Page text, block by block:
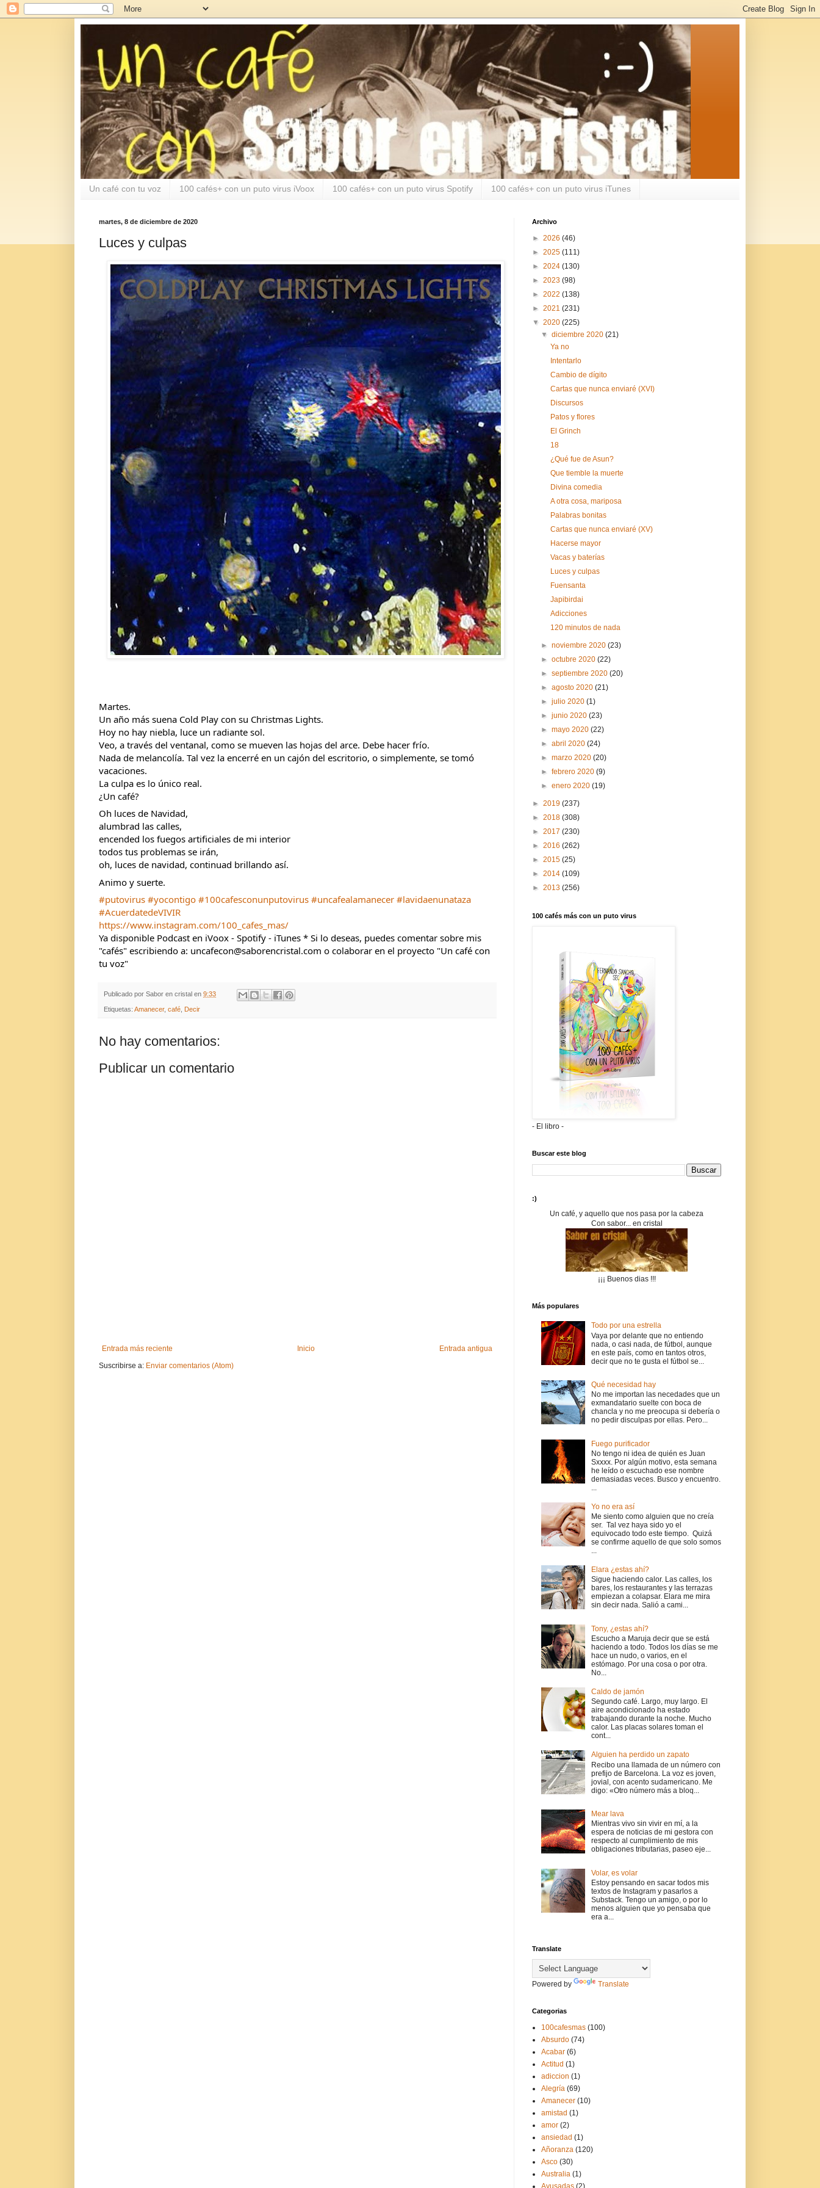
Un café con tu voz 100 cafés+ con un puto virus iVoox 100 cafés+ con un puto virus Spotify 100 cafés+ con un puto virus iTunes
martes, 8 de diciembre de 2020
Luces y culpas
Martes.
Un año más suena Cold Play con su Christmas Lights.
Hoy no hay niebla, luce un radiante sol.
Veo, a través del ventanal, como se mueven las hojas del arce. Debe hacer frío.
Nada de melancolía. Tal vez la encerré en un cajón del escritorio, o simplemente, se tomó
vacaciones.
La culpa es lo único real.
¿Un café?
Oh luces de Navidad,
alumbrad las calles,
encended los fuegos artificiales de mi interior
todos tus problemas se irán,
oh, luces de navidad, continuad brillando así.
Animo y suerte.
#putovirus #yocontigo #100cafesconunputovirus #uncafealamanecer #lavidaenunataza
#AcuerdatedeVIVIR
https://www.instagram.com/100_cafes_mas/
Ya disponible Podcast en iVoox - Spotify - iTunes * Si lo deseas, puedes comentar sobre mis
"cafés" escribiendo a: uncafecon@saborencristal.com o colaborar en el proyecto "Un café con
tu voz"
Publicado por Sabor en cristal en 9:33
Etiquetas: Amanecer, café Decir
No hay comentarios:
Publicar un comentario
Entrada más reciente Entrada antigua
Inicio
Suscribirse a: Enviar comentarios (Atom)
Archivo
► 2026 (46)
► 2025 (111)
► 2024 (130)
► 2023 (98)
► 2022 (138)
► 2021 (231)
▼ 2020 (225)
▼diciembre 2020(21)
Ya no
Intentarlo
Cambio de dígito
Cartas que nunca enviaré (XVI)
Discursos
Patos y flores
El Grinch
18
¿Qué fue de Asun?
Que tiemble la muerte
Divina comedia
A otra cosa, mariposa
Palabras bonitas
Cartas que nunca enviaré (XV)
Hacerse mayor
Vacas y baterías
Luces y culpas
Fuensanta
Japibirdai
Adicciones
120 minutos de nada
►noviembre 2020(23)
►octubre 2020(22)
►septiembre 2020(20)
►agosto 2020(21)
►julio 2020(1)
►junio 2020(23)
►mayo 2020(22)
►abril 2020(24)
►marzo 2020(20)
►febrero 2020(9)
►enero 2020(19)
► 2019 (237)
► 2018 (308)
► 2017 (230)
► 2016 (262)
► 2015 (25)
► 2014 (109)
► 2013 (256)
100 cafés más con un puto virus
- El libro -
Buscar este blog
:)
Un café, y aquello que nos pasa por la cabeza
Con sabor... en cristal
¡¡¡ Buenos dias !!!
Más populares
Todo por una estrella
Vaya por delante que no entiendo
nada, o casi nada, de fútbol, aunque
en este país, como en tantos otros,
decir que no te gusta el fútbol se...
Qué necesidad hay
No me importan las necedades que un
exmandatario suelte con boca de
chancla y no me preocupa si debería o
no pedir disculpas por ellas. Pero...
Fuego purificador
No tengo ni idea de quién es Juan
Sxxxx. Por algún motivo, esta semana
he leído o escuchado ese nombre
demasiadas veces. Busco y encuentro.
...
Yo no era así
Me siento como alguien que no creía
ser. Tal vez haya sido yo el
equivocado todo este tiempo. Quizá
se confirme aquello de que solo somos
...
Elara ¿estas ahí?
Sigue haciendo calor. Las calles, los
bares, los restaurantes y las terrazas
empiezan a colapsar. Elara me mira
sin decir nada. Salió a cami...
Tony, ¿estas ahí?
Escucho a Maruja decir que se está
haciendo a todo. Todos los días se me
hace un nudo, o varios, en el
estómago. Por una cosa o por otra.
No...
Caldo de jamón
Segundo café. Largo, muy largo. El
aire acondicionado ha estado
trabajando durante la noche. Mucho
calor. Las placas solares toman el
cont...
Alguien ha perdido un zapato
Recibo una llamada de un número con
prefijo de Barcelona. La voz es joven,
jovial, con acento sudamericano. Me
digo: «Otro número más a bloq...
Mear lava
Mientras vivo sin vivir en mí, a la
espera de noticias de mi gestora con
respecto al cumplimiento de mis
obligaciones tributarias, paseo eje...
Volar, es volar
Estoy pensando en sacar todos mis
textos de Instagram y pasarlos a
Substack. Tengo un amigo, o por lo
menos alguien que yo pensaba que
era a...
Translate
Powered by Translate
Categorias
100cafesmas (100)
Absurdo (74)
Acabar (6)
Actitud (1)
adiccion (1)
Alegría (69)
Amanecer (10)
amistad (1)
amor (2)
ansiedad (1)
Añoranza (120)
Asco (30)
Australia (1)
Ayusadas (2)